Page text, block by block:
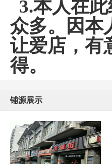
3.本人在
众多。因本
让爱店，有
得。
铺源展示